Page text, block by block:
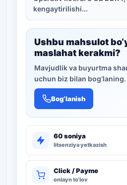
kengaytirilishi...
Ushbu mahsulot
maslahat kerakmi?
Mavjudlik va buyurtma
uchun biz bilan bog‘laning.
Bog‘lanish
60 soniya
litsenziya yetkazish
Click / Payme
onlayn to‘lov